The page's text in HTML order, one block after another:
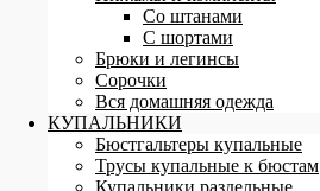
Со штанами
С шортами
Брюки и легинсы
Сорочки
Вся домашняя одежда
КУПАЛЬНИКИ
Бюстгальтеры купальные
Трусы купальные к бюстам
Купальники раздельные